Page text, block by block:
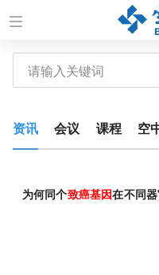
资讯 会议 课程 空
为何同个致癌基因在不同